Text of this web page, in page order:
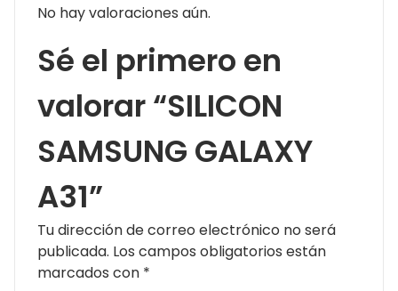
No hay valoraciones aún.
Sé el primero en
valorar “SILICON
SAMSUNG GALAXY
A31”
Tu dirección de correo electrónico no será
publicada. Los campos obligatorios están
marcados con *